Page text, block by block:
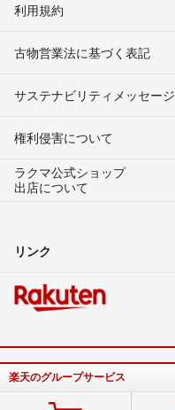
利用規約
古物営業法に基づく表記
サステナビリティメッセージ
権利侵害について
ラクマ公式ショップ
出店について
リンク
楽天のグループサービス